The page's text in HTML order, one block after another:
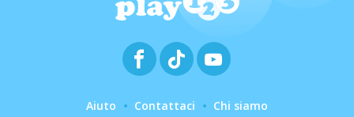
Aiuto Contattaci Chi siamo